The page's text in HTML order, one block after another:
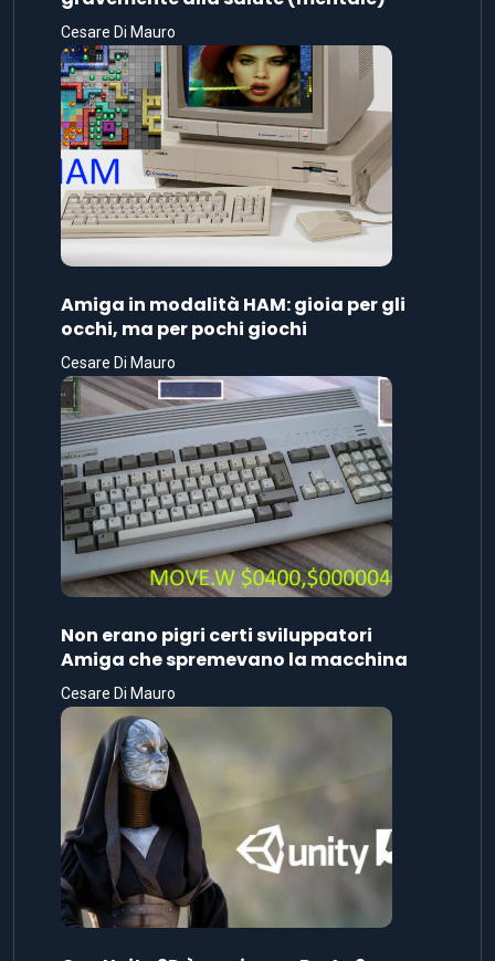
Cesare Di Mauro
Amiga in modalità HAM: gioia per gli
occhi, ma per pochi giochi
Cesare Di Mauro
Non erano pigri certi sviluppatori
Amiga che spremevano la macchina
Cesare Di Mauro